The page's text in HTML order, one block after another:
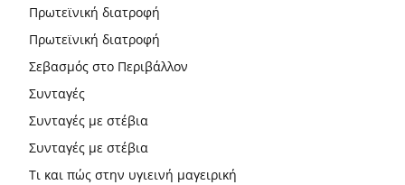
Πρωτεϊνική διατροφή
Πρωτεϊνική διατροφή
Σεβασμός στο Περιβάλλον
Συνταγές
Συνταγές με στέβια
Συνταγές με στέβια
Τι και πώς στην υγιεινή μαγειρική